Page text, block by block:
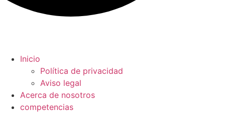
Inicio
Política de privacidad
Aviso legal
Acerca de nosotros
competencias